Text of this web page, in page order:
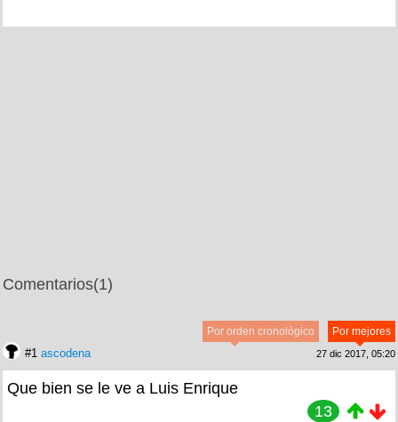
Comentarios(1)
Por mejores
Por orden cronológico
#1 ascodena 27 dic 2017, 05:20
Que bien se le ve a Luis Enrique
13